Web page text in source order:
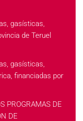
gasísticas,
de Teruel
gasísticas,
financiadas por
PROGRAMAS DE
DE